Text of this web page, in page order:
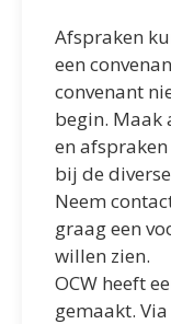
Afspraken
een
convenant
begin. Maak
en
bij de
Neem
graag een
willen zien.
OCW heeft
gemaakt.